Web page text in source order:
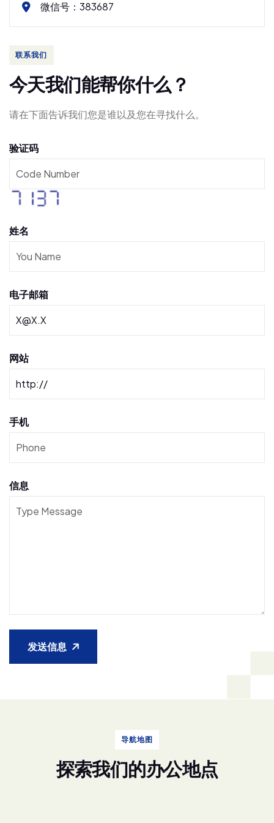
微信号：383687
联系我们
今天我们能帮你什么 ？
请在下面告诉我们您是谁以及您在寻找什么。
验证码
姓名
电子邮箱
网站
手机
信息
发送信息
导航地图
探索我们的办公地点